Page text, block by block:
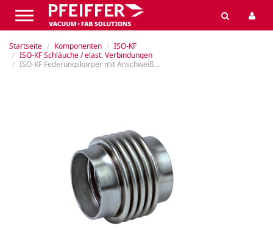
Startseite Komponenten
ISO-KF
ISO-KF Schläuche / elast. Verbindungen
ISO-KF Federungskörper mit Anschweißenden